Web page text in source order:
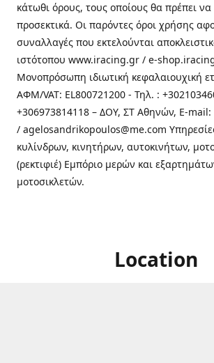
κάτωθι όρους, τους οποίους θα πρέπει
προσεκτικά. Οι παρόντες όροι χρήσης
συναλλαγές που εκτελούνται
ιστότοπου www.iracing.gr / e-
Μονοπρόσωπη ιδιωτική κεφαλαιουχική
ΑΦΜ/VAT: EL800721200 - Τηλ. :
+306973814118 – ΔΟΥ, ΣΤ Αθηνών, E-
/ agelosandrikopoulos@me.com
κυλίνδρων, κινητήρων, αυτοκινήτων,
(ρεκτιφιέ) Εμπόριο μερών και
μοτοσικλετών.
Location